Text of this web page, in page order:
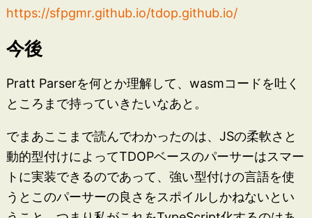
https://sfpgmr.github.io/tdop.github.io/
今後
Pratt Parserを何とか理解して、wasmコードを吐く
ところまで持っていきたいなあと。
でまあここまで読んでわかったのは、JSの柔軟さと
動的型付けによってTDOPベースのパーサーはスマー
トに実装できるのであって、強い型付けの言語を使
うとこのパーサーの良さをスポイルしかねないとい